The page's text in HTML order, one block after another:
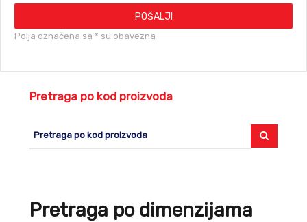
Pretraga po kod proizvoda
Pretraga po dimenzijama
POŠALJI
Polja označena sa * su obavezna